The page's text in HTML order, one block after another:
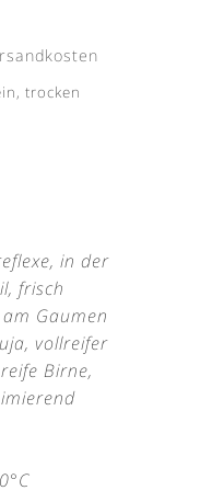
trocken
in der
frisch
Gaumen
vollreifer
Birne,